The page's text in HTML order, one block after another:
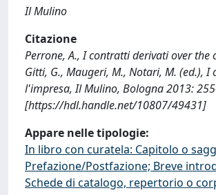
Il Mulino
Citazione
Perrone, A., I contratti derivati over the
Gitti, G., Maugeri, M., Notari, M. (ed.), I
l'impresa, Il Mulino, Bologna 2013:
[https://hdl.handle.net/10807/49431]
Appare nelle tipologie:
In libro con curatela: Capitolo o
Prefazione/Postfazione; Breve
Schede di catalogo, repertorio o